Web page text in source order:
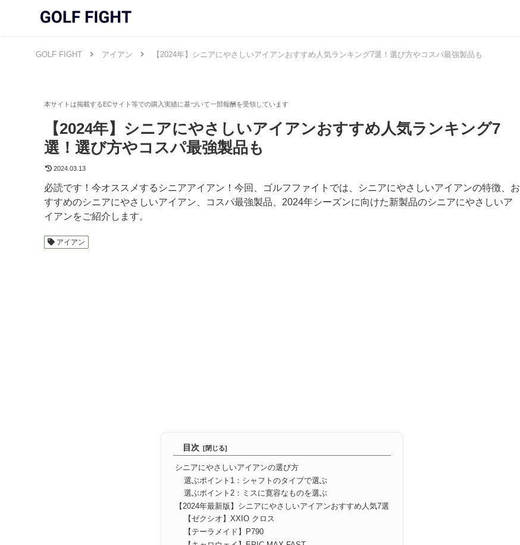
GOLF FIGHT アイアン 【2024年】シニアにやさしいアイアンおすすめ人気ランキング7選！選び方やコスパ最強製品も
【2024年】シニアにやさしいアイアンおすすめ人気ランキング7
選！選び方やコスパ最強製品も
2024.03.13
必読です！今オススメするシニアアイアン！今回、ゴルフファイトでは、シニアにやさしいアイアンの特徴、お
すすめのシニアにやさしいアイアン、コスパ最強製品、2024年シーズンに向けた新製品のシニアにやさしいア
イアンをご紹介します。
アイアン
目次
シニアにやさしいアイアンの選び方
選ぶポイント1：シャフトのタイプで選ぶ
選ぶポイント2：ミスに寛容なものを選ぶ
【2024年最新版】シニアにやさしいアイアンおすすめ人気7選
【ゼクシオ】XXIO クロス
【テーラメイド】P790